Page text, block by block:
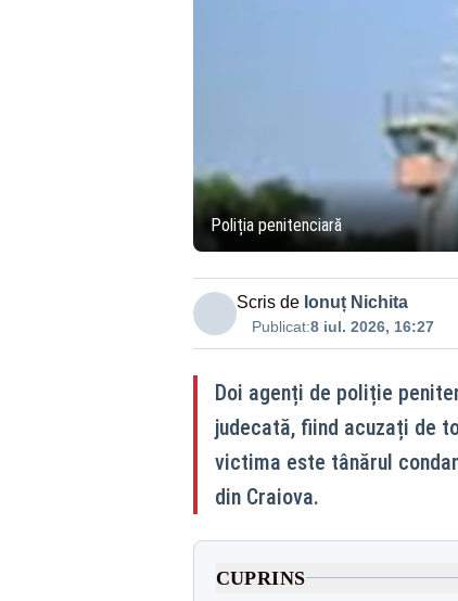
Poliția penitenciară
Scris de Ionuț Nichita
Publicat:8 iul. 2026, 16:27
Doi agenți de poliție
judecată, fiind acuzați de
victima este tânărul
din Craiova.
CUPRINS